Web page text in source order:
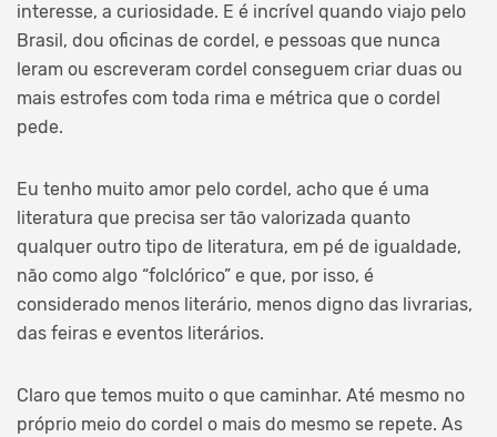
interesse, a curiosidade. E é incrível quando viajo pelo
Brasil, dou oficinas de cordel, e pessoas que nunca
leram ou escreveram cordel conseguem criar duas ou
mais estrofes com toda rima e métrica que o cordel
pede.
Eu tenho muito amor pelo cordel, acho que é uma
literatura que precisa ser tão valorizada quanto
qualquer outro tipo de literatura, em pé de igualdade,
não como algo “folclórico” e que, por isso, é
considerado menos literário, menos digno das livrarias,
das feiras e eventos literários.
Claro que temos muito o que caminhar. Até mesmo no
próprio meio do cordel o mais do mesmo se repete. As